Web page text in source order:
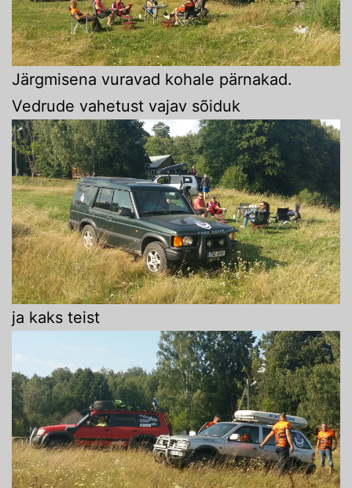
Järgmisena vuravad kohale pärnakad.
Vedrude vahetust vajav sõiduk
ja kaks teist